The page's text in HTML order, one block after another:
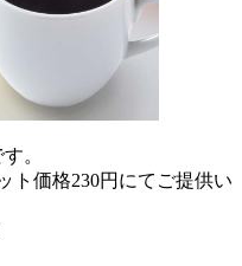
。
ト価格230円にてご提供い